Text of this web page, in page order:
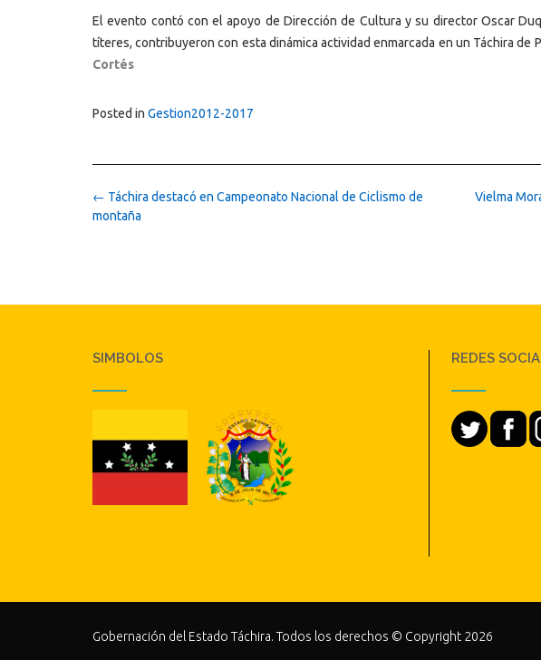
El evento contó con el apoyo de Dirección de Cultura y su director Oscar
títeres, contribuyeron con esta dinámica actividad enmarcada en un Táchira de
Cortés
Posted in Gestion2012-2017
Post
navigation
Vielma
← Táchira destacó en Campeonato Nacional de Ciclismo de
montaña
SIMBOLOS REDES
Gobernación del Estado Táchira. Todos los derechos © Copyright 2026